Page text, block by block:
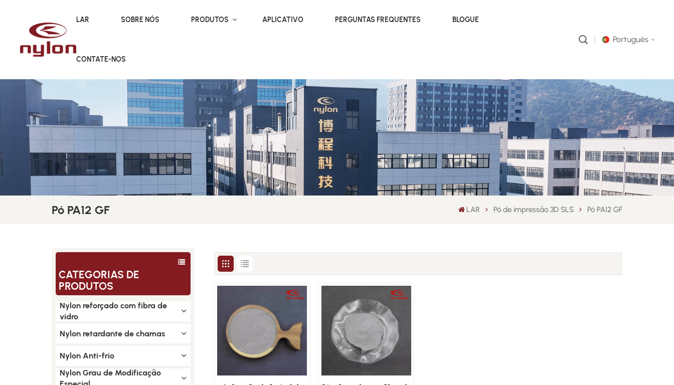
LAR SOBRE NÓS PRODUTOS APLICATIVO PERGUNTAS FREQUENTES BLOGUE
CONTATE-NOS
Português
English
русский
português
العربية
中文
Pó PA12 GF LAR Pó de impressão 3D SLS Pó PA12 GF
CATEGORIAS DE
PRODUTOS
Nylon reforçado com fibra de
vidro
Nylon retardante de chamas
Nylon Anti-frio
Nylon Grau de Modificação